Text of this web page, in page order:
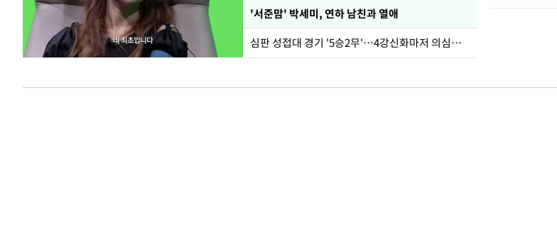
'서준맘' 박세미, 연하 남친과 열애
심판 성접대 경기 '5승2무'…4강신화마저 의심받아